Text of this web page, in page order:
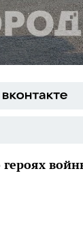
героях